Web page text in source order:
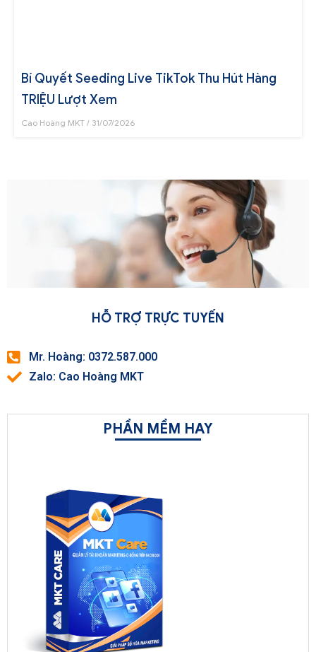
Bí Quyết Seeding Live TikTok Thu Hút Hàng
TRIỆU Lượt Xem
Cao Hoàng MKT 31/07/2026
HỖ TRỢ TRỰC TUYẾN
Mr. Hoàng: 0372.587.000
Zalo: Cao Hoàng MKT
PHẦN MỀM HAY